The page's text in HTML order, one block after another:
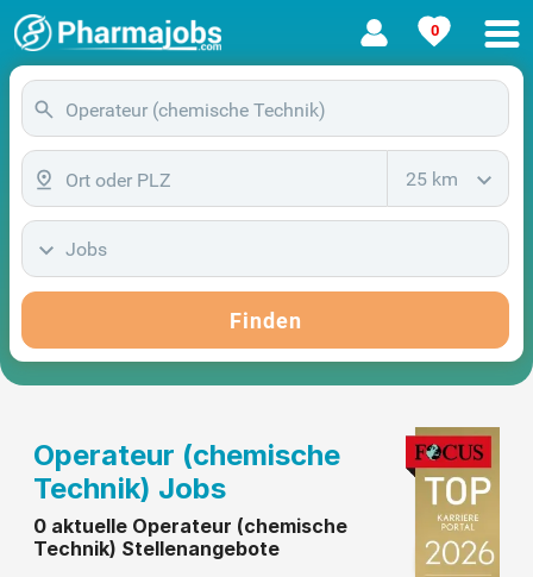
0
25 km
Jobs
Finden
Operateur (chemische
Technik) Jobs
0 aktuelle Operateur (chemische
Technik) Stellenangebote